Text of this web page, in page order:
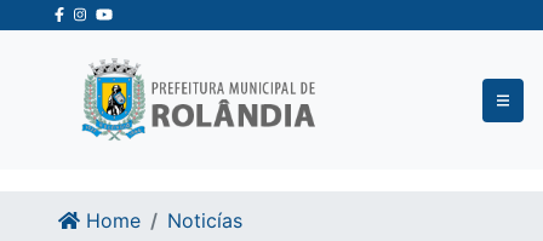
Ir para o conteudo
Ir para o fim do conteudo
Home
Noticías